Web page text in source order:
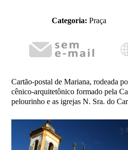
Categoria: Praça
Cartão-postal de Mariana, rodeada
cênico-arquitetônico formado pela
pelourinho e as igrejas N. Sra. do